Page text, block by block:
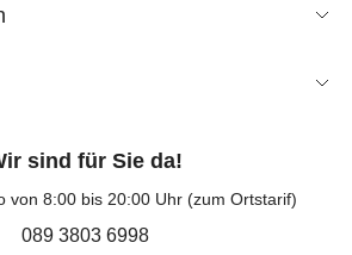
sind für Sie da!
von 8:00 bis 20:00 Uhr (zum Ortstarif)
089 3803 6998